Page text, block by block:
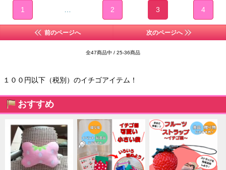
1 … 2 3 4
前のページへ 次のページへ
全47商品中 / 25-36商品
１００円以下（税別）のイチゴアイテム！
おすすめ